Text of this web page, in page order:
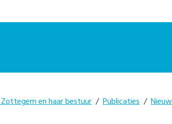
en haar bestuur / Publicaties /